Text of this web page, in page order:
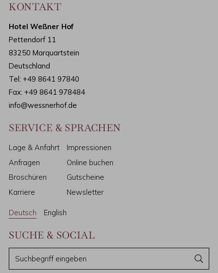
KONTAKT
Hotel Weßner Hof
Pettendorf 11
83250 Marquartstein
Deutschland
Tel:+49 8641 97840
Fax: +49 8641 978484
info@wessnerhof.de
SERVICE & SPRACHEN
Lage & Anfahrt
Impressionen
Anfragen
Online buchen
Broschüren
Gutscheine
Karriere
Newsletter
Deutsch English
SUCHE & SOCIAL
u
u